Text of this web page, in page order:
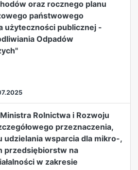
oraz rocznego planu
państwowego
użyteczności publicznej -
Odpadów
Rolnictwa i Rozwoju
przeznaczenia,
udzielania wsparcia dla mikro-,
przedsiębiorstw na
w zakresie